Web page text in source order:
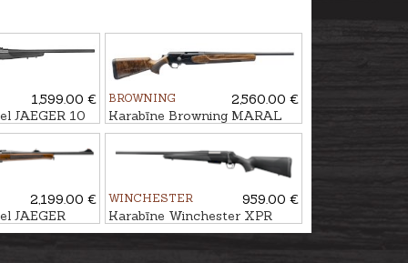
1,599.00 €
JAEGER 10
kal. .30-06,
BROWNING
2,560.00 €
Karabīne Browning MARAL
4X Hunter Pistol 3GR kal.
.308Win. M14x1
2,199.00 €
JAEGER
06 M15x1
WINCHESTER
959.00 €
Karabīne Winchester XPR
Composite LH kal. .30-06